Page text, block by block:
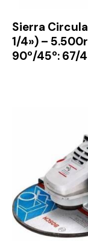
Sierra
1/4») –
90º/45º: 67/